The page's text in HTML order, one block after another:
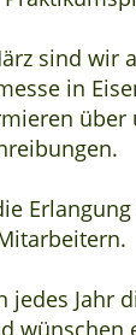
sind wir
in
über
jedes Jahr